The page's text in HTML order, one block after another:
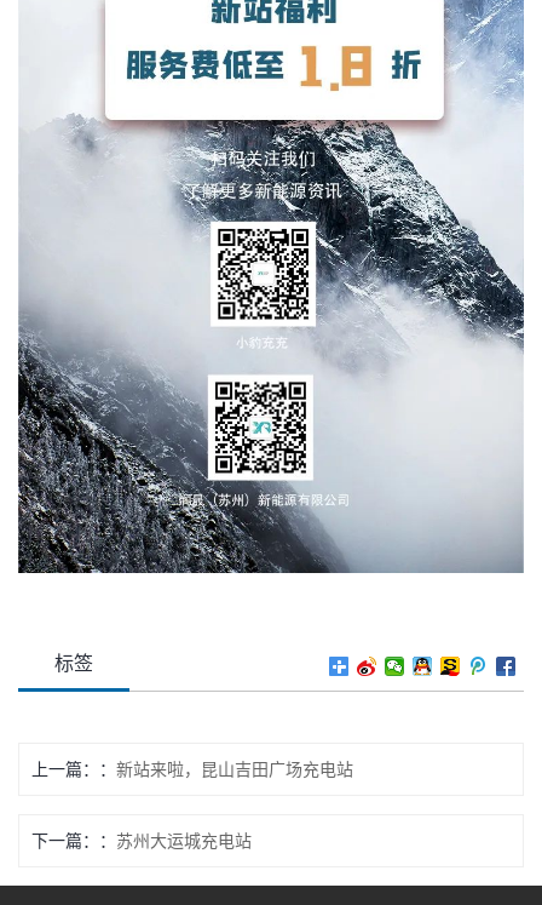
标签
上一篇： 新站来啦，昆山吉田广场充电站
下一篇： 苏州大运城充电站